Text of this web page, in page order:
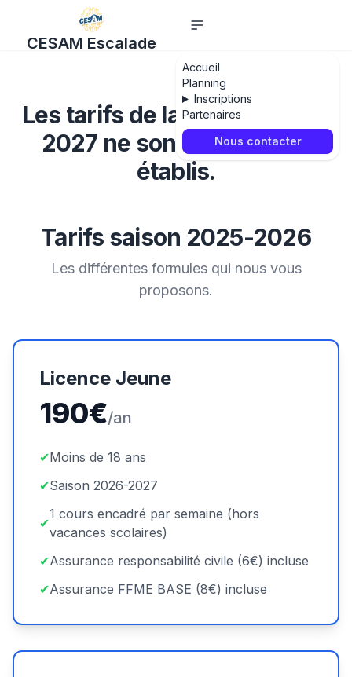
CESAM Escalade
Accueil
Planning
Inscriptions
Partenaires
Nous contacter
Les tarifs de la saison 2026-
2027 ne sont pas encore
établis.
Tarifs saison 2025-2026
Les différentes formules qui nous vous
proposons.
Licence Jeune
190€/an
✔Moins de 18 ans
✔Saison 2026-2027
✔
1 cours encadré par semaine (hors
vacances scolaires)
✔Assurance responsabilité civile (6€) incluse
✔Assurance FFME BASE (8€) incluse